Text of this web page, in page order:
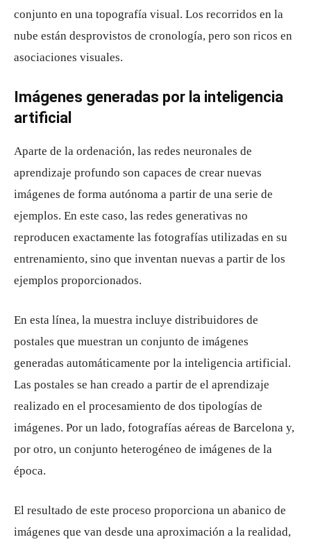
conjunto en una topografía visual. Los recorridos en la
nube están desprovistos de cronología, pero son ricos en
asociaciones visuales.
Imágenes generadas por la inteligencia
artificial
Aparte de la ordenación, las redes neuronales de
aprendizaje profundo son capaces de crear nuevas
imágenes de forma autónoma a partir de una serie de
ejemplos. En este caso, las redes generativas no
reproducen exactamente las fotografías utilizadas en su
entrenamiento, sino que inventan nuevas a partir de los
ejemplos proporcionados.
En esta línea, la muestra incluye distribuidores de
postales que muestran un conjunto de imágenes
generadas automáticamente por la inteligencia artificial.
Las postales se han creado a partir de el aprendizaje
realizado en el procesamiento de dos tipologías de
imágenes. Por un lado, fotografías aéreas de Barcelona y,
por otro, un conjunto heterogéneo de imágenes de la
época.
El resultado de este proceso proporciona un abanico de
imágenes que van desde una aproximación a la realidad,